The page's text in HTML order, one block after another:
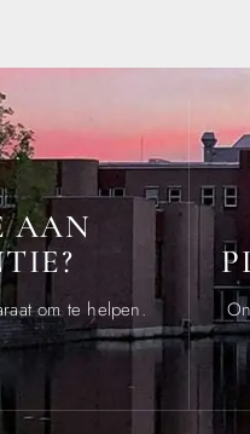
AAN
om te helpen.